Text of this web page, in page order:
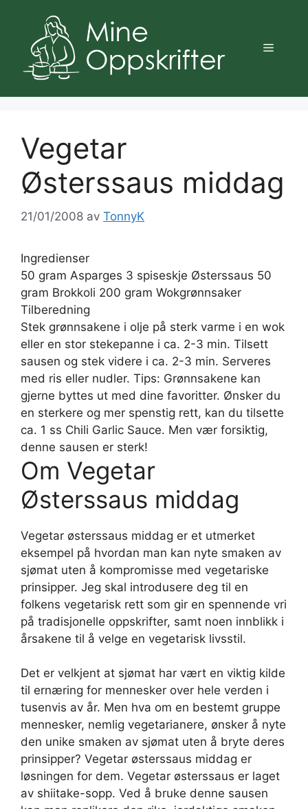
innhold
Meny
Vegetar
Østerssaus middag
21/01/2008 av TonnyK
Ingredienser
50 gram Asparges 3 spiseskje Østerssaus 50
gram Brokkoli 200 gram Wokgrønnsaker
Tilberedning
Stek grønnsakene i olje på sterk varme i en wok
eller en stor stekepanne i ca. 2-3 min. Tilsett
sausen og stek videre i ca. 2-3 min. Serveres
med ris eller nudler. Tips: Grønnsakene kan
gjerne byttes ut med dine favoritter. Ønsker du
en sterkere og mer spenstig rett, kan du tilsette
ca. 1 ss Chili Garlic Sauce. Men vær forsiktig,
denne sausen er sterk!
Om Vegetar
Østerssaus middag
Vegetar østerssaus middag er et utmerket
eksempel på hvordan man kan nyte smaken av
sjømat uten å kompromisse med vegetariske
prinsipper. Jeg skal introdusere deg til en
folkens vegetarisk rett som gir en spennende vri
på tradisjonelle oppskrifter, samt noen innblikk i
årsakene til å velge en vegetarisk livsstil.
Det er velkjent at sjømat har vært en viktig kilde
til ernæring for mennesker over hele verden i
tusenvis av år. Men hva om en bestemt gruppe
mennesker, nemlig vegetarianere, ønsker å nyte
den unike smaken av sjømat uten å bryte deres
prinsipper? Vegetar østerssaus middag er
løsningen for dem. Vegetar østerssaus er laget
av shiitake-sopp. Ved å bruke denne sausen